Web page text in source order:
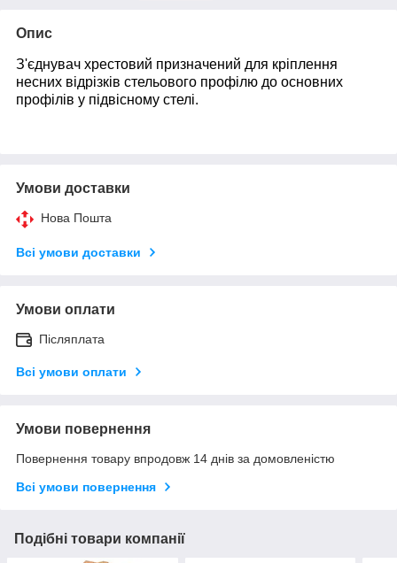
Опис
З'єднувач хрестовий призначений для кріплення
несних відрізків стельового профілю до основних
профілів у підвісному стелі.
Умови доставки
Нова Пошта
Всі умови доставки
Умови оплати
Післяплата
Всі умови оплати
Умови повернення
Повернення товару впродовж 14 днів за домовленістю
Всі умови повернення
Подібні товари компанії